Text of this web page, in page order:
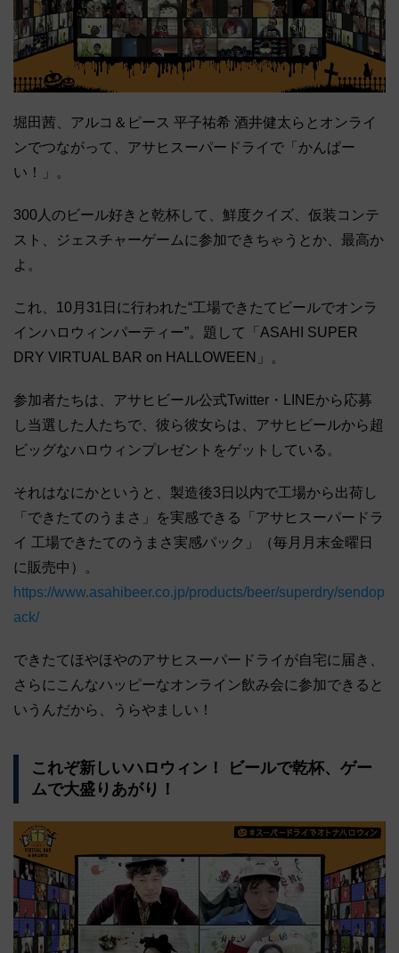
堀田茜、アルコ＆ピース 平子祐希 酒井健太らとオンライ
ンでつながって、アサヒスーパードライで「かんぱー
い！」。
300人のビール好きと乾杯して、鮮度クイズ、仮装コンテ
スト、ジェスチャーゲームに参加できちゃうとか、最高か
よ。
これ、10月31日に行われた“工場できたてビールでオンラ
インハロウィンパーティー”。題して「ASAHI SUPER
DRY VIRTUAL BAR on HALLOWEEN」。
参加者たちは、アサヒビール公式Twitter・LINEから応募
し当選した人たちで、彼ら彼女らは、アサヒビールから超
ビッグなハロウィンプレゼントをゲットしている。
それはなにかというと、製造後3日以内で工場から出荷し
「できたてのうまさ」を実感できる「アサヒスーパードラ
イ 工場できたてのうまさ実感パック」（毎月月末金曜日
に販売中）。
https://www.asahibeer.co.jp/products/beer/superdry/sendop
ack/
できたてほやほやのアサヒスーパードライが自宅に届き、
さらにこんなハッピーなオンライン飲み会に参加できると
いうんだから、うらやましい！
これぞ新しいハロウィン！ ビールで乾杯、ゲー
ムで大盛りあがり！